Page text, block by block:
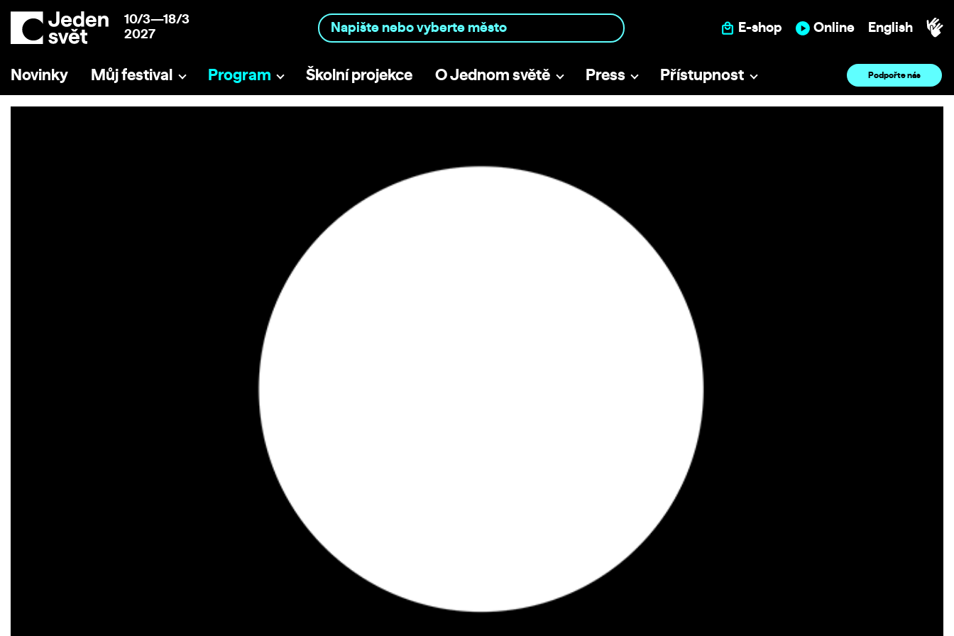
10/3—18/3
2027
E-shop Online English
Novinky Můj festival Program Školní projekce O Jednom světě Press Přístupnost Podpořte nás